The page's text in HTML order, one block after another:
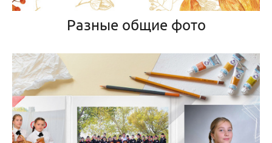
Разные общие фото